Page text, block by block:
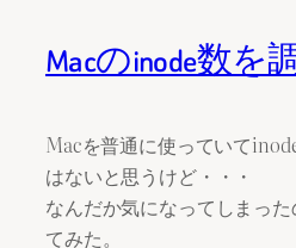
Macのinode数を
Macを普通に使っていて
はないと思うけど・・・
なんだか気になってしまっ
てみた。